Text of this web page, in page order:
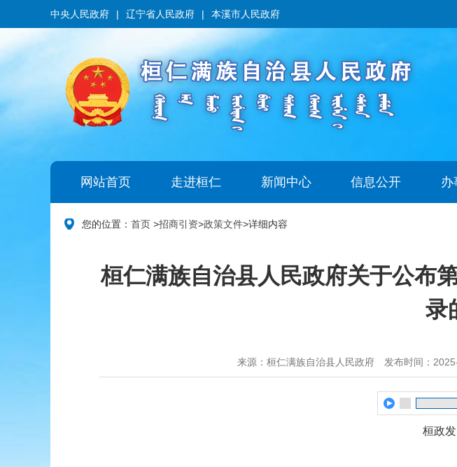
中央人民政府 | 辽宁省人民政府 | 本溪市人民政府
网站首页 走进桓仁 新闻中心 信息公开 办
您的位置： 首页 >招商引资>政策文件>详细内容
桓仁满族自治县人民政府关于公布
录
来源：桓仁满族自治县人民政府 发布时间：
桓政